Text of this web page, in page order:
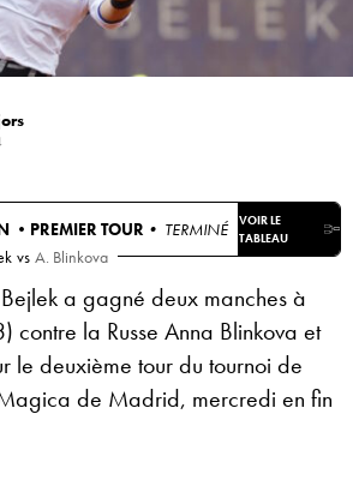
• PREMIER TOUR • TERMINÉ
VOIR LE
TABLEAU
vs A. Blinkova
a gagné deux manches à
contre la Russe Anna Blinkova et
le deuxième tour du tournoi de
de Madrid, mercredi en fin